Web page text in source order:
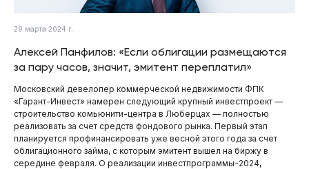
29 марта 2024 г.
Алексей Панфилов: «Если облигации размещаются
за пару часов, значит, эмитент переплатил»
Московский девелопер коммерческой недвижимости ФПК
«Гарант-Инвест» намерен следующий крупный инвестпроект —
строительство комьюнити-центра в Люберцах — полностью
реализовать за счет средств фондового рынка. Первый этап
планируется профинансировать уже весной этого года за счет
облигационного займа, с которым эмитент вышел на биржу в
середине февраля. О реализации инвестпрограммы-2024,